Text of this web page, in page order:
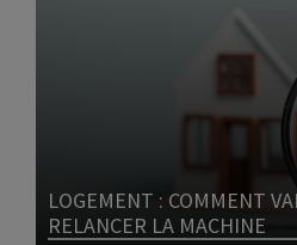
LOGEMENT : COMMENT
RELANCER LA MACHINE